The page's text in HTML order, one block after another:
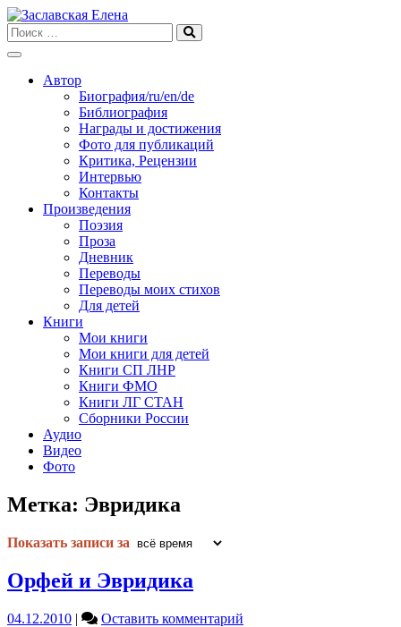
Skip
to
content
Автор
Биография/ru/en/de
Библиография
Награды и достижения
Фото для публикаций
Критика, Рецензии
Интервью
Контакты
Произведения
Поэзия
Проза
Дневник
Переводы
Переводы моих стихов
Для детей
Книги
Мои книги
Мои книги для детей
Книги СП ЛНР
Книги ФМО
Книги ЛГ СТАН
Сборники России
Аудио
Видео
Фото
Метка: Эвридика
Показать записи за
Орфей и Эвридика
04.12.2010 | Оставить комментарий